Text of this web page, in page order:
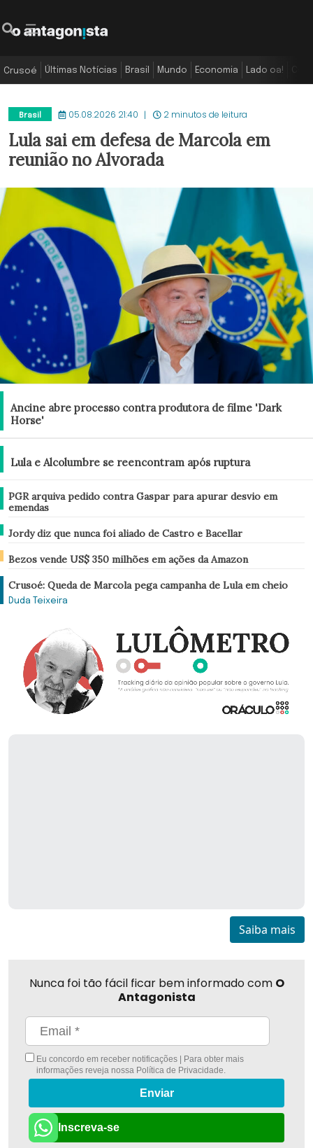
Crusoé Últimas Notícias Brasil Mundo Economia Lado oa!
Brasil 05.08.2026 21:40 2 minutos de leitura
Lula sai em defesa de Marcola em
reunião no Alvorada
Ancine abre processo contra produtora de filme 'Dark
Horse'
Lula e Alcolumbre se reencontram após ruptura
Brasil
PGR arquiva pedido contra Gaspar para apurar desvio em
emendas
Brasil
Jordy diz que nunca foi aliado de Castro e Bacellar
Economia
Bezos vende US$ 350 milhões em ações da Amazon
Análise
Crusoé: Queda de Marcola pega campanha de Lula em cheio
Duda Teixeira
Saiba mais
Nunca foi tão fácil ficar bem informado com O
Antagonista
Eu concordo em receber notificações | Para obter mais
informações reveja nossa Política de Privacidade.
Enviar
Inscreva-se